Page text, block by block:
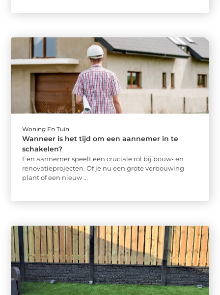
Woning En Tuin
Wanneer is het tijd om een aannemer in te
schakelen?
Een aannemer speelt een cruciale rol bij bouw- en
renovatieprojecten. Of je nu een grote verbouwing
plant of een nieuw ...